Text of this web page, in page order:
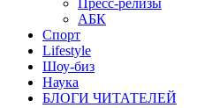
Пресс-релизы
АБК
Спорт
Lifestyle
Шоу-биз
Наука
БЛОГИ ЧИТАТЕЛЕЙ